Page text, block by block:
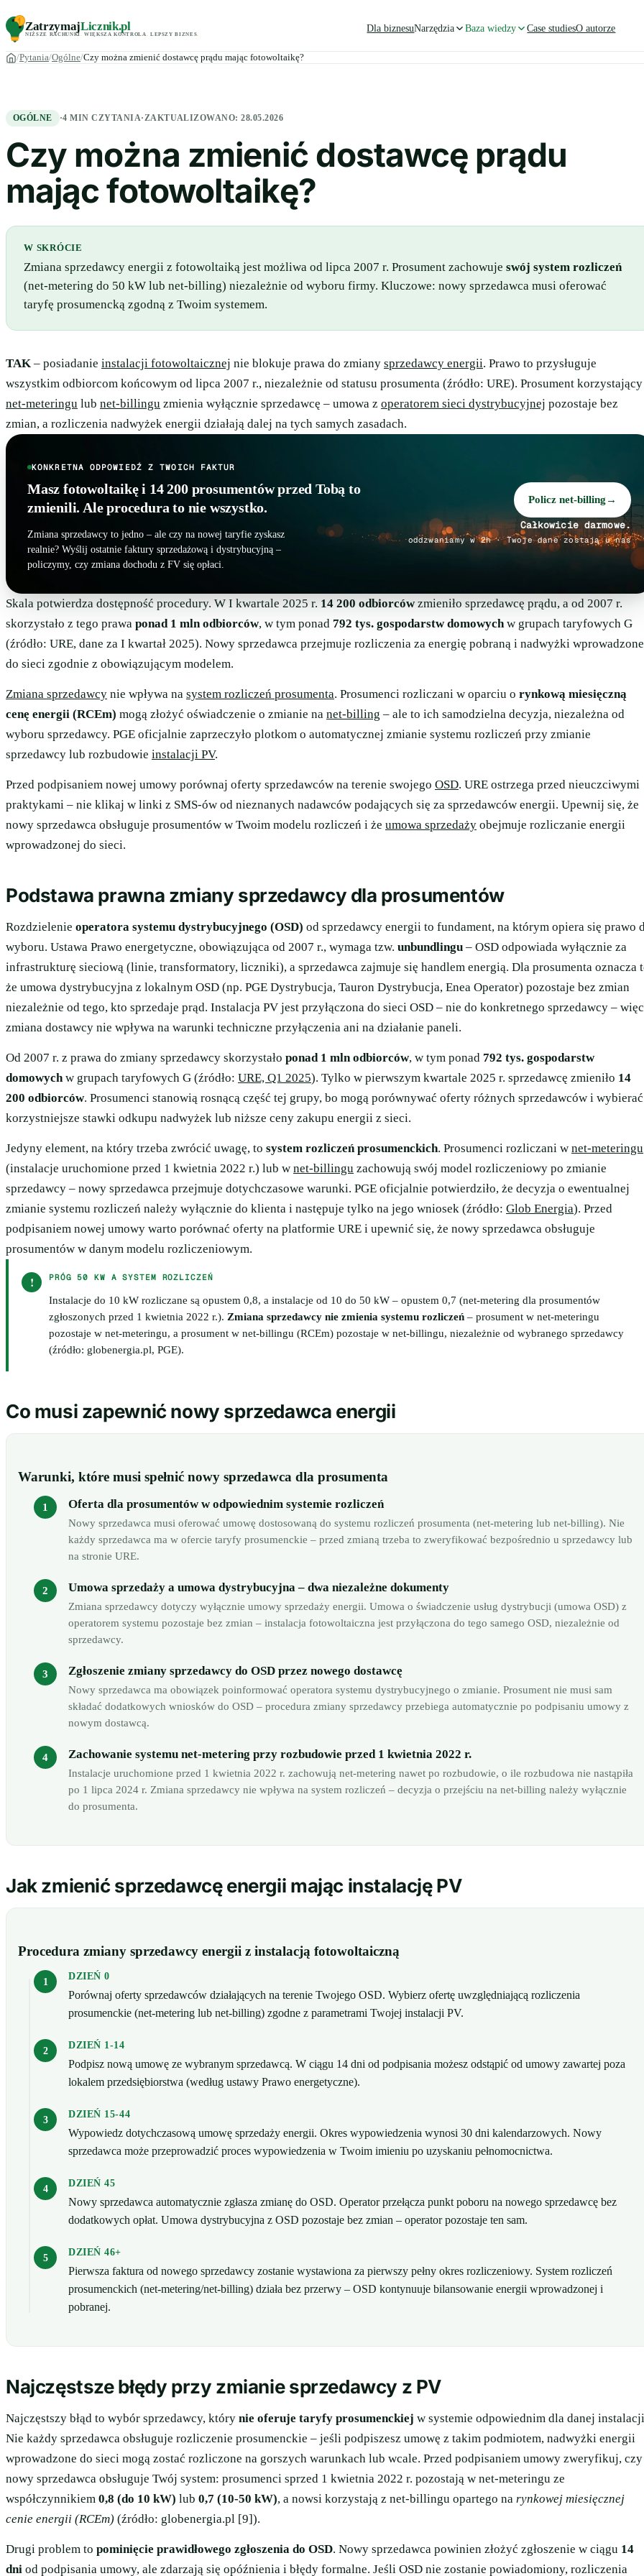
ZatrzymajLicznik.pl
NIŻSZE RACHUNKI WIĘKSZA KONTROLA LEPSZY BIZNES
Dla biznesuNarzędzia Baza wiedzy Case studiesO autorze
Pytania Ogólne Czy można zmienić dostawcę prądu mając fotowoltaikę?
OGÓLNE ·4 MIN CZYTANIA·ZAKTUALIZOWANO:28.05.2026
Czy można zmienić dostawcę prądu
mając fotowoltaikę?
W SKRÓCIE
Zmiana sprzedawcy energii z fotowoltaiką jest możliwa od lipca 2007 r. Prosument zachowuje swój system rozliczeń
(net-metering do 50 kW lub net-billing) niezależnie od wyboru firmy. Kluczowe: nowy sprzedawca musi oferować
taryfę prosumencką zgodną z Twoim systemem.
TAK – posiadanie instalacji fotowoltaicznej nie blokuje prawa do zmiany sprzedawcy energii. Prawo to przysługuje
wszystkim odbiorcom końcowym od lipca 2007 r., niezależnie od statusu prosumenta (źródło: URE). Prosument
net-meteringu lub net-billingu zmienia wyłącznie sprzedawcę – umowa z operatorem sieci dystrybucyjnej pozostaje bez
zmian, a rozliczenia nadwyżek energii działają dalej na tych samych zasadach.
KONKRETNA ODPOWIEDŹ Z TWOICH FAKTUR
Masz fotowoltaikę i 14 200 prosumentów przed Tobą to
zmienili. Ale procedura to nie wszystko.
Zmiana sprzedawcy to jedno – ale czy na nowej taryfie zyskasz
realnie? Wyślij ostatnie faktury sprzedażową i dystrybucyjną –
policzymy, czy zmiana dochodu z FV się opłaci.
Policz net-billing →
Całkowicie darmowe.
oddzwaniamy w 2h · Twoje dane zostają u nas
Skala potwierdza dostępność procedury. W I kwartale 2025 r. 14 200 odbiorcówzmieniło sprzedawcę prądu, a od 2007 r.
skorzystało z tego prawa ponad 1 mln odbiorców, w tym ponad 792 tys. gospodarstw domowychw grupach taryfowych G
(źródło: URE, dane za I kwartał 2025). Nowy sprzedawca przejmuje rozliczenia za energię pobraną i nadwyżki wprowadzone
do sieci zgodnie z obowiązującym modelem.
Zmiana sprzedawcy nie wpływa na system rozliczeń prosumenta. Prosumenci rozliczani w oparciu o rynkową miesięczną
cenę energii (RCEm) mogą złożyć oświadczenie o zmianie na net-billing – ale to ich samodzielna decyzja, niezależna od
wyboru sprzedawcy. PGE oficjalnie zaprzeczyło plotkom o automatycznej zmianie systemu rozliczeń przy zmianie
sprzedawcy lub rozbudowie instalacji PV.
Przed podpisaniem nowej umowy porównaj oferty sprzedawców na terenie swojego OSD. URE ostrzega przed nieuczciwymi
praktykami – nie klikaj w linki z SMS-ów od nieznanych nadawców podających się za sprzedawców energii. Upewnij się, że
nowy sprzedawca obsługuje prosumentów w Twoim modelu rozliczeń i że umowa sprzedaży obejmuje rozliczanie energii
wprowadzonej do sieci.
Podstawa prawna zmiany sprzedawcy dla prosumentów
Rozdzielenie operatora systemu dystrybucyjnego (OSD) od sprzedawcy energii to fundament, na którym opiera się prawo
wyboru. Ustawa Prawo energetyczne, obowiązująca od 2007 r., wymaga tzw. unbundlingu – OSD odpowiada wyłącznie za
infrastrukturę sieciową (linie, transformatory, liczniki), a sprzedawca zajmuje się handlem energią. Dla prosumenta oznacza
że umowa dystrybucyjna z lokalnym OSD (np. PGE Dystrybucja, Tauron Dystrybucja, Enea Operator) pozostaje bez zmian
niezależnie od tego, kto sprzedaje prąd. Instalacja PV jest przyłączona do sieci OSD – nie do konkretnego sprzedawcy – więc
zmiana dostawcy nie wpływa na warunki techniczne przyłączenia ani na działanie paneli.
Od 2007 r. z prawa do zmiany sprzedawcy skorzystało ponad 1 mln odbiorców, w tym ponad 792 tys. gospodarstw
domowychw grupach taryfowych G (źródło: URE, Q1 2025). Tylko w pierwszym kwartale 2025 r. sprzedawcę zmieniło 14
200 odbiorców. Prosumenci stanowią rosnącą część tej grupy, bo mogą porównywać oferty różnych sprzedawców i wybierać
korzystniejsze stawki odkupu nadwyżek lub niższe ceny zakupu energii z sieci.
Jedyny element, na który trzeba zwrócić uwagę, to system rozliczeń prosumenckich. Prosumenci rozliczani w net-meteringu
(instalacje uruchomione przed 1 kwietnia 2022 r.) lub w net-billingu zachowują swój model rozliczeniowy po zmianie
sprzedawcy – nowy sprzedawca przejmuje dotychczasowe warunki. PGE oficjalnie potwierdziło, że decyzja o ewentualnej
zmianie systemu rozliczeń należy wyłącznie do klienta i następuje tylko na jego wniosek (źródło: Glob Energia). Przed
podpisaniem nowej umowy warto porównać oferty na platformie URE i upewnić się, że nowy sprzedawca obsługuje
prosumentów w danym modelu rozliczeniowym.
! PRÓG 50 KW A SYSTEM ROZLICZEŃ
Instalacje do 10 kW rozliczane są opustem 0,8, a instalacje od 10 do 50 kW – opustem 0,7 (net-metering dla prosumentów
zgłoszonych przed 1 kwietnia 2022 r.). Zmiana sprzedawcy nie zmienia systemu rozliczeń – prosument w net-meteringu
pozostaje w net-meteringu, a prosument w net-billingu (RCEm) pozostaje w net-billingu, niezależnie od wybranego sprzedawcy
(źródło: globenergia.pl, PGE).
Co musi zapewnić nowy sprzedawca energii
Warunki, które musi spełnić nowy sprzedawca dla prosumenta
Oferta dla prosumentów w odpowiednim systemie rozliczeń
Nowy sprzedawca musi oferować umowę dostosowaną do systemu rozliczeń prosumenta (net-metering lub net-billing). Nie
każdy sprzedawca ma w ofercie taryfy prosumenckie – przed zmianą trzeba to zweryfikować bezpośrednio u sprzedawcy lub
na stronie URE.
Umowa sprzedaży a umowa dystrybucyjna – dwa niezależne dokumenty
Zmiana sprzedawcy dotyczy wyłącznie umowy sprzedaży energii. Umowa o świadczenie usług dystrybucji (umowa OSD) z
operatorem systemu pozostaje bez zmian – instalacja fotowoltaiczna jest przyłączona do tego samego OSD, niezależnie od
sprzedawcy.
Zgłoszenie zmiany sprzedawcy do OSD przez nowego dostawcę
Nowy sprzedawca ma obowiązek poinformować operatora systemu dystrybucyjnego o zmianie. Prosument nie musi sam
składać dodatkowych wniosków do OSD – procedura zmiany sprzedawcy przebiega automatycznie po podpisaniu umowy z
nowym dostawcą.
Zachowanie systemu net-metering przy rozbudowie przed 1 kwietnia 2022 r.
Instalacje uruchomione przed 1 kwietnia 2022 r. zachowują net-metering nawet po rozbudowie, o ile rozbudowa nie nastąpiła
po 1 lipca 2024 r. Zmiana sprzedawcy nie wpływa na system rozliczeń – decyzja o przejściu na net-billing należy wyłącznie
do prosumenta.
Jak zmienić sprzedawcę energii mając instalację PV
Procedura zmiany sprzedawcy energii z instalacją fotowoltaiczną
DZIEŃ 0
Porównaj oferty sprzedawców działających na terenie Twojego OSD. Wybierz ofertę uwzględniającą rozliczenia
prosumenckie (net-metering lub net-billing) zgodne z parametrami Twojej instalacji PV.
DZIEŃ 1-14
Podpisz nową umowę ze wybranym sprzedawcą. W ciągu 14 dni od podpisania możesz odstąpić od umowy zawartej poza
lokalem przedsiębiorstwa (według ustawy Prawo energetyczne).
DZIEŃ 15-44
Wypowiedz dotychczasową umowę sprzedaży energii. Okres wypowiedzenia wynosi 30 dni kalendarzowych. Nowy
sprzedawca może przeprowadzić proces wypowiedzenia w Twoim imieniu po uzyskaniu pełnomocnictwa.
DZIEŃ 45
Nowy sprzedawca automatycznie zgłasza zmianę do OSD. Operator przełącza punkt poboru na nowego sprzedawcę bez
dodatkowych opłat. Umowa dystrybucyjna z OSD pozostaje bez zmian – operator pozostaje ten sam.
DZIEŃ 46+
Pierwsza faktura od nowego sprzedawcy zostanie wystawiona za pierwszy pełny okres rozliczeniowy. System rozliczeń
prosumenckich (net-metering/net-billing) działa bez przerwy – OSD kontynuuje bilansowanie energii wprowadzonej i
pobranej.
Najczęstsze błędy przy zmianie sprzedawcy z PV
Najczęstszy błąd to wybór sprzedawcy, który nie oferuje taryfy prosumenckiej w systemie odpowiednim dla danej
Nie każdy sprzedawca obsługuje rozliczenie prosumenckie – jeśli podpiszesz umowę z takim podmiotem, nadwyżki energii
wprowadzone do sieci mogą zostać rozliczone na gorszych warunkach lub wcale. Przed podpisaniem umowy zweryfikuj, czy
nowy sprzedawca obsługuje Twój system: prosumenci sprzed 1 kwietnia 2022 r. pozostają w net-meteringu ze
współczynnikiem 0,8 (do 10 kW) lub 0,7 (10-50 kW), a nowsi korzystają z net-billingu opartego na rynkowej miesięcznej
cenie energii (RCEm) (źródło: globenergia.pl [9]).
Drugi problem to pominięcie prawidłowego zgłoszenia do OSD. Nowy sprzedawca powinien złożyć zgłoszenie w ciągu 14
dni od podpisania umowy, ale zdarzają się opóźnienia i błędy formalne. Jeśli OSD nie zostanie powiadomiony, rozliczenia